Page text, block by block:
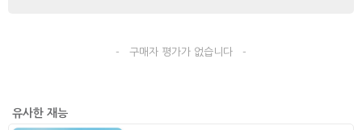
- 구매자 평가가 없습니다 -
유사한 재능